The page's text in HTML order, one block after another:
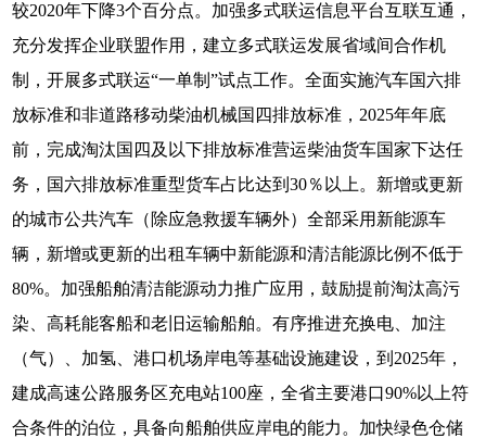
较2020年下降3个百分点。加强多式联运信息平台互联互通，
充分发挥企业联盟作用，建立多式联运发展省域间合作机
制，开展多式联运“一单制”试点工作。全面实施汽车国六排
放标准和非道路移动柴油机械国四排放标准，2025年年底
前，完成淘汰国四及以下排放标准营运柴油货车国家下达任
务，国六排放标准重型货车占比达到30％以上。新增或更新
的城市公共汽车（除应急救援车辆外）全部采用新能源车
辆，新增或更新的出租车辆中新能源和清洁能源比例不低于
80%。加强船舶清洁能源动力推广应用，鼓励提前淘汰高污
染、高耗能客船和老旧运输船舶。有序推进充换电、加注
（气）、加氢、港口机场岸电等基础设施建设，到2025年，
建成高速公路服务区充电站100座，全省主要港口90%以上符
合条件的泊位，具备向船舶供应岸电的能力。加快绿色仓储